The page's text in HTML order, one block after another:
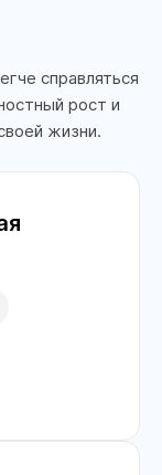
справляться
рост и
жизни.